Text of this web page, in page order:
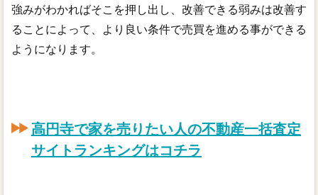
強みがわかればそこを押し出し、改善できる弱みは改善す
ることによって、より良い条件で売買を進める事ができる
ようになります。
高円寺で家を売りたい人の不動産一括査定
サイトランキングはコチラ